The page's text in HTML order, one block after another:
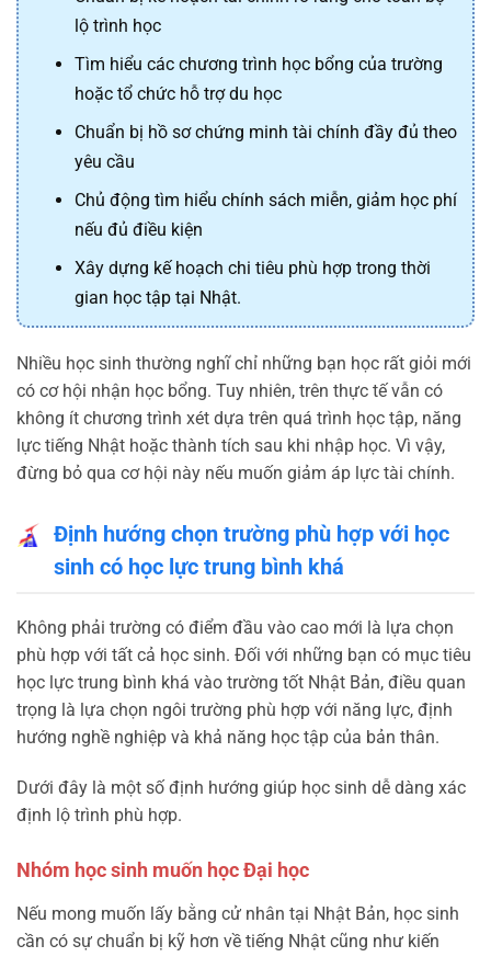
lộ trình học
Tìm hiểu các chương trình học bổng của trường
hoặc tổ chức hỗ trợ du học
Chuẩn bị hồ sơ chứng minh tài chính đầy đủ theo
yêu cầu
Chủ động tìm hiểu chính sách miễn, giảm học phí
nếu đủ điều kiện
Xây dựng kế hoạch chi tiêu phù hợp trong thời
gian học tập tại Nhật.
Nhiều học sinh thường nghĩ chỉ những bạn học rất giỏi mới
có cơ hội nhận học bổng. Tuy nhiên, trên thực tế vẫn có
không ít chương trình xét dựa trên quá trình học tập, năng
lực tiếng Nhật hoặc thành tích sau khi nhập học. Vì vậy,
đừng bỏ qua cơ hội này nếu muốn giảm áp lực tài chính.
Định hướng chọn trường phù hợp với học
sinh có học lực trung bình khá
Không phải trường có điểm đầu vào cao mới là lựa chọn
phù hợp với tất cả học sinh. Đối với những bạn có mục tiêu
học lực trung bình khá vào trường tốt Nhật Bản, điều quan
trọng là lựa chọn ngôi trường phù hợp với năng lực, định
hướng nghề nghiệp và khả năng học tập của bản thân.
Dưới đây là một số định hướng giúp học sinh dễ dàng xác
định lộ trình phù hợp.
Nhóm học sinh muốn học Đại học
Nếu mong muốn lấy bằng cử nhân tại Nhật Bản, học sinh
cần có sự chuẩn bị kỹ hơn về tiếng Nhật cũng như kiến